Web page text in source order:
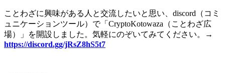
ことわざに興味がある人と交流したいと思い、 discord （コミ
ュニケーションツール）で「 CryptoKotowaza （ことわざ広
場）」を開設しました。気軽にのぞいてみてください。
→
https://discord.gg/jRsZ8hS5t7